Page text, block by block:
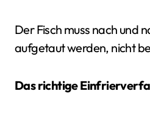
Der Fisch muss nach und
aufgetaut werden, nicht
Das richtige